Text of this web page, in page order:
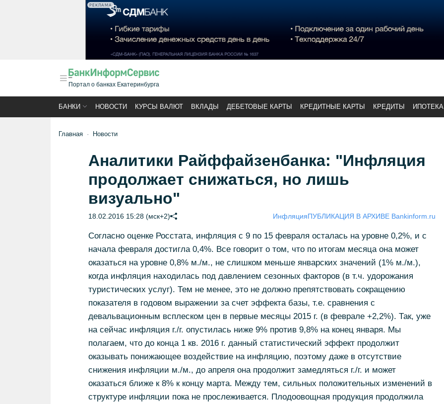
РЕКЛАМА
Портал о банках Екатеринбурга
БАНКИ НОВОСТИ КУРСЫ ВАЛЮТ ВКЛАДЫ ДЕБЕТОВЫЕ КАРТЫ КРЕДИТНЫЕ КАРТЫ КРЕДИТЫ ИПОТЕКА
Главная Новости
Аналитики Райффайзенбанка: "Инфляция
продолжает снижаться, но лишь
визуально"
18.02.2016 15:28 (мск+2) ИнфляцияПУБЛИКАЦИЯ В АРХИВЕ Bankinform.ru
Согласно оценке Росстата, инфляция с 9 по 15 февраля осталась на уровне 0,2%, и с
начала февраля достигла 0,4%. Все говорит о том, что по итогам месяца она может
оказаться на уровне 0,8% м./м., не слишком меньше январских значений (1% м./м.),
когда инфляция находилась под давлением сезонных факторов (в т.ч. удорожания
туристических услуг). Тем не менее, это не должно препятствовать сокращению
показателя в годовом выражении за счет эффекта базы, т.е. сравнения с
девальвационным всплеском цен в первые месяцы 2015 г. (в феврале +2,2%). Так, уже
на сейчас инфляция г./г. опустилась ниже 9% против 9,8% на конец января. Мы
полагаем, что до конца 1 кв. 2016 г. данный статистический эффект продолжит
оказывать понижающее воздействие на инфляцию, поэтому даже в отсутствие
снижения инфляции м./м., до апреля она продолжит замедляться г./г. и может
оказаться ближе к 8% к концу марта. Между тем, сильных положительных изменений в
структуре инфляции пока не прослеживается. Плодоовощная продукция продолжила